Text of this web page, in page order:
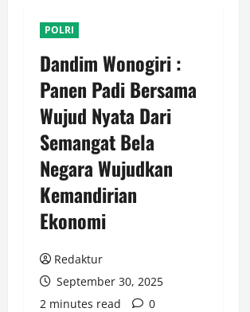
POLRI
Dandim Wonogiri :
Panen Padi Bersama
Wujud Nyata Dari
Semangat Bela
Negara Wujudkan
Kemandirian
Ekonomi
Redaktur
September 30, 2025
2 minutes read
0